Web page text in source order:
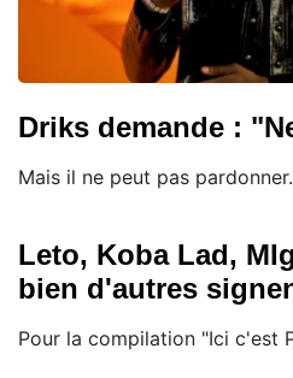
Driks demande :
Mais il ne peut pas pardonner.
Leto, Koba Lad,
bien d'autres
Pour la compilation "Ici c'est